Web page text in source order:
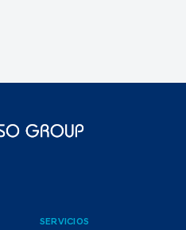
SERVICIOS